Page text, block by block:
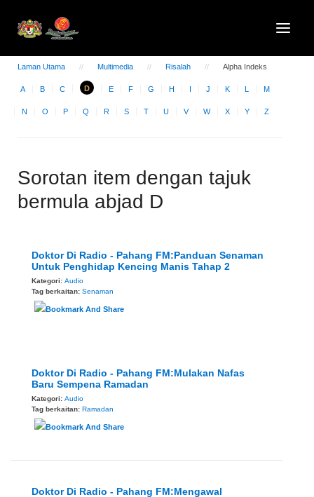
Laman Utama Multimedia Risalah Alpha Indeks
A B C D E F G H I J K L M
N O P Q R S T U V W X Y Z
Sorotan item dengan tajuk
bermula abjad D
Doktor Di Radio - Pahang FM:Panduan Senaman
Untuk Penghidap Kencing Manis Tahap 2
Kategori: Audio
Tag berkaitan: Senaman
Doktor Di Radio - Pahang FM:Mulakan Nafas
Baru Sempena Ramadan
Kategori: Audio
Tag berkaitan: Ramadan
Doktor Di Radio - Pahang FM:Mengawal